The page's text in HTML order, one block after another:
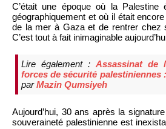
C’était une époque où la Palestine
géographiquement et où il était
de la mer à Gaza et de rentrer chez
C’est tout à fait inimaginable
Lire également : Assassinat de
forces de sécurité palestiniennes
parMazin Qumsiyeh
Aujourd’hui, 30 ans après la
souveraineté palestinienne est